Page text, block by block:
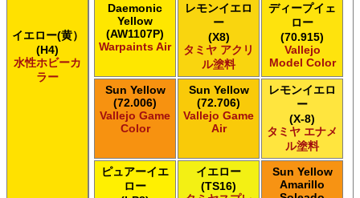
イエロー(黄）
(H4)
水性ホビーカ
ラー
Daemonic
Yellow
(AW1107P)
Warpaints Air
レモンイエロ
ー
(X8)
タミヤ アクリ
ル塗料
ディープイェ
ロー
(70.915)
Vallejo
Model Color
Sun Yellow
(72.006)
Vallejo Game
Color
Sun Yellow
(72.706)
Vallejo Game
Air
レモンイエロ
ー
(X-8)
タミヤ エナメ
ル塗料
ピュアーイエ
ロー
イエロー
(TS16)
Sun Yellow
Amarillo